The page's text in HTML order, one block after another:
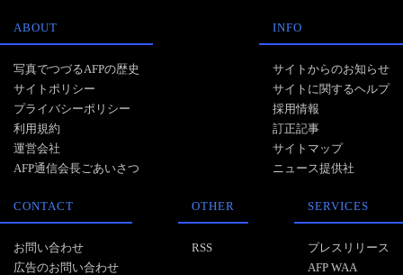
ABOUT
写真でつづるAFPの歴史
サイトポリシー
プライバシーポリシー
利用規約
運営会社
AFP通信会長ごあいさつ
INFO
サイトからのお知らせ
サイトに関するヘルプ
採用情報
訂正記事
サイトマップ
ニュース提供社
CONTACT
お問い合わせ
広告のお問い合わせ
OTHER
RSS
SERVICES
プレスリリース
AFP WAA